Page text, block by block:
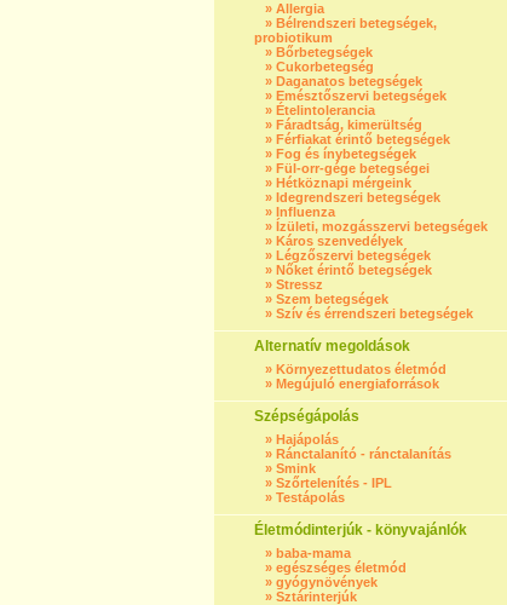
» Allergia
» Bélrendszeri betegségek,
probiotikum
» Bőrbetegségek
» Cukorbetegség
» Daganatos betegségek
» Emésztőszervi betegségek
» Ételintolerancia
» Fáradtság, kimerültség
» Férfiakat érintő betegségek
» Fog és ínybetegségek
» Fül-orr-gége betegségei
» Hétköznapi mérgeink
» Idegrendszeri betegségek
» Influenza
» Ízületi, mozgásszervi betegségek
» Káros szenvedélyek
» Légzőszervi betegségek
» Nőket érintő betegségek
» Stressz
» Szem betegségek
» Szív és érrendszeri betegségek
Alternatív megoldások
» Környezettudatos életmód
» Megújuló energiaforrások
Szépségápolás
» Hajápolás
» Ránctalanító - ránctalanítás
» Smink
» Szőrtelenítés - IPL
» Testápolás
Életmódinterjúk - könyvajánlók
» baba-mama
» egészséges életmód
» gyógynövények
» Sztárinterjúk